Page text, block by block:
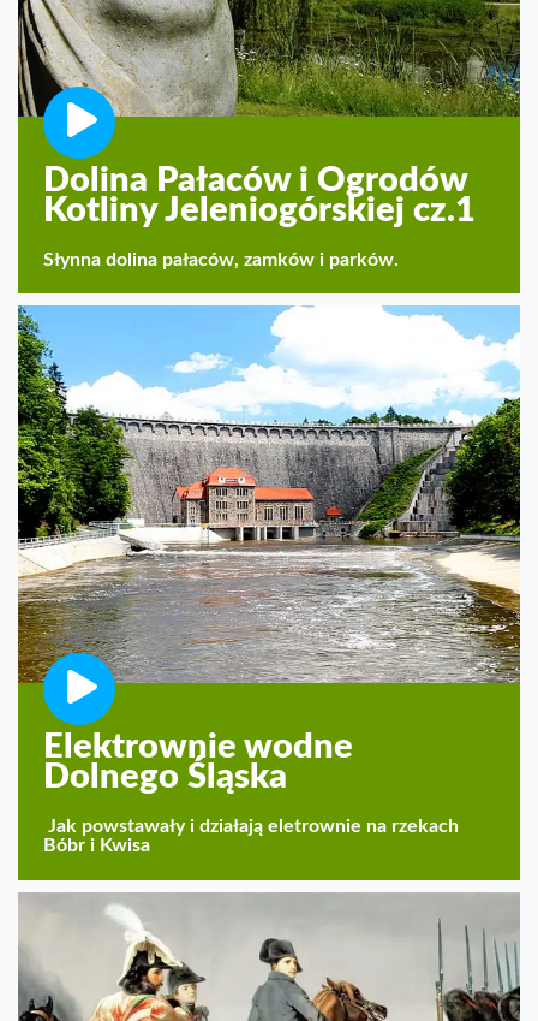
Dolina Pałaców i Ogrodów
Kotliny Jeleniogórskiej cz.1
Słynna dolina pałaców, zamków i parków.
Elektrownie wodne
Dolnego Śląska
Jak powstawały i działają eletrownie na rzekach
Bóbr i Kwisa